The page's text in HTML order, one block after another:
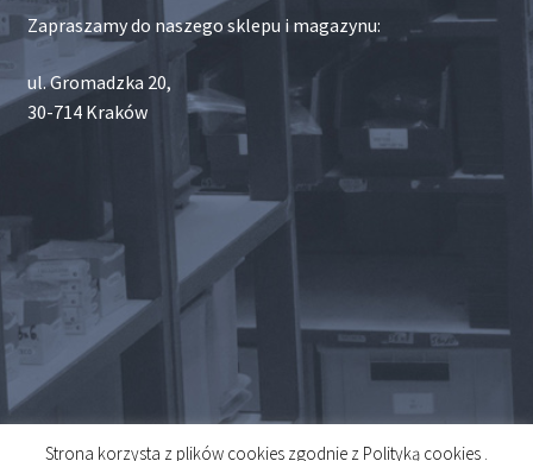
Zapraszamy do naszego sklepu i magazynu:
ul. Gromadzka 20,
30-714 Kraków
Strona korzysta z plików cookies zgodnie z Polityką cookies .